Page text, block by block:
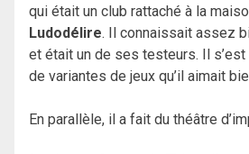
qui était un club rattaché à la
Ludodélire. Il connaissait assez
et était un de ses testeurs. Il
de variantes de jeux qu’il aimait
En parallèle, il a fait du théâtre